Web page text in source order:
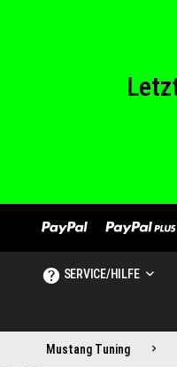
SERVICE/HILFE
Mustang Tuning